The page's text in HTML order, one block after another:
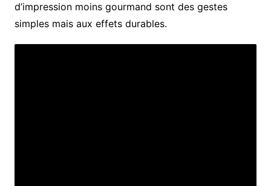
d’impression moins gourmand sont des gestes
simples mais aux effets durables.